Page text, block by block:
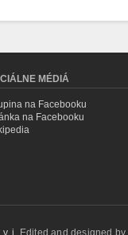
MÉDIÁ
na Facebooku
na Facebooku